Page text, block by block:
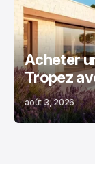
Acheter
Tropez
août 3, 2026